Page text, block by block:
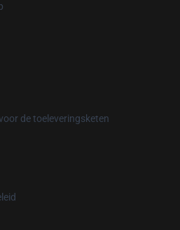
de toeleveringsketen